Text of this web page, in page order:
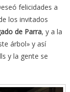
felicidades a
los invitados
de Parra, y a la
árbol» y así
y la gente se